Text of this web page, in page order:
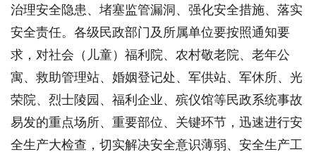
治理安全隐患、堵塞监管漏洞、强化安全措施、落实
安全责任。各级民政部门及所属单位要按照通知要
求，对社会（儿童）福利院、农村敬老院、老年公
寓、救助管理站、婚姻登记处、军供站、军休所、光
荣院、烈士陵园、福利企业、殡仪馆等民政系统事故
易发的重点场所、重要部位、关键环节，迅速进行安
全生产大检查，切实解决安全意识薄弱、安全生产工